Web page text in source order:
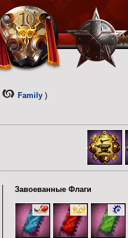
Family )
Завоеванные Флаги